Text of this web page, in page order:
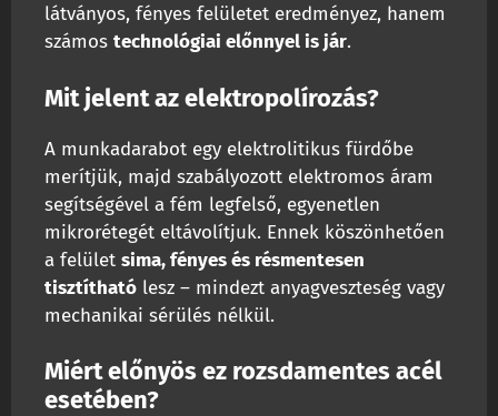
látványos, fényes felületet eredményez, hanem
számos technológiai előnnyel is jár.
Mit jelent az elektropolírozás?
A munkadarabot egy elektrolitikus fürdőbe
merítjük, majd szabályozott elektromos áram
segítségével a fém legfelső, egyenetlen
mikrorétegét eltávolítjuk. Ennek köszönhetően
a felület sima, fényes és résmentesen
tisztítható lesz – mindezt anyagveszteség vagy
mechanikai sérülés nélkül.
Miért előnyös ez rozsdamentes acél
esetében?